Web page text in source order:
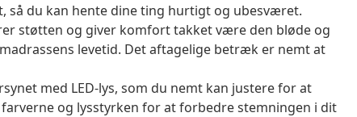
du kan hente dine ting hurtigt og ubesværet.
støtten og giver komfort takket være den bløde og
levetid. Det aftagelige betræk er nemt at
med LED-lys, som du nemt kan justere for at
og lysstyrken for at forbedre stemningen i dit